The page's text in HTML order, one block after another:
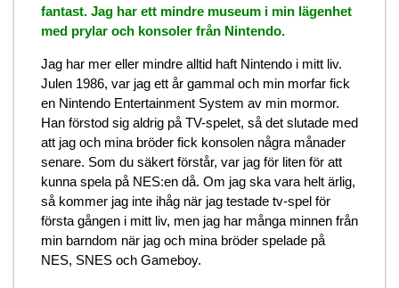
fantast. Jag har ett mindre museum i min lägenhet
med prylar och konsoler från Nintendo.
Jag har mer eller mindre alltid haft Nintendo i mitt liv.
Julen 1986, var jag ett år gammal och min morfar fick
en Nintendo Entertainment System av min mormor.
Han förstod sig aldrig på TV-spelet, så det slutade med
att jag och mina bröder fick konsolen några månader
senare. Som du säkert förstår, var jag för liten för att
kunna spela på NES:en då. Om jag ska vara helt ärlig,
så kommer jag inte ihåg när jag testade tv-spel för
första gången i mitt liv, men jag har många minnen från
min barndom när jag och mina bröder spelade på
NES, SNES och Gameboy.